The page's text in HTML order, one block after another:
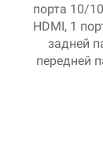
порта 10/
HDMI, 1
задней
передней